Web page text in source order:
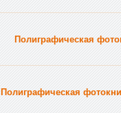
Полиграфическая
Полиграфическая